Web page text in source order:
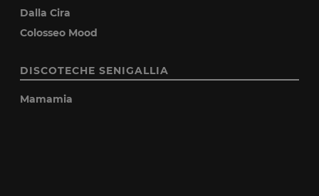
Dalla Cira
Colosseo Mood
DISCOTECHE SENIGALLIA
Mamamia